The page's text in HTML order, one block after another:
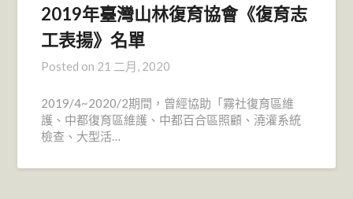
2019年臺灣山林復育協會《復育志
工表揚》名單
Posted on 21 二月, 2020
2019/4~2020/2期間，曾經協助「霧社復育區維
護、中都復育區維護、中都百合區照顧、澆灌系統
檢查、大型活…